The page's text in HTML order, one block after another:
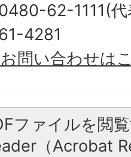
62-1111(
4281
問い合わせは
ファイルを閲
（Acrobat